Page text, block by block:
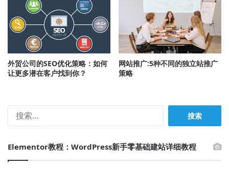
外贸公司的SEO优化策略：如何
让更多潜在客户找到你？
网站推广:5种不同的独立站推广
策略
Elementor教程：WordPress新手零基础建站详细教程